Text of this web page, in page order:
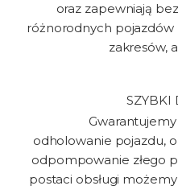
oraz zapewniają
różnorodnych pojazdów
zakresów,
SZYBKI
odholowanie pojazdu,
odpompowanie złego
postaci obsługi